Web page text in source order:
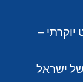
יוקרתי –
ישראל